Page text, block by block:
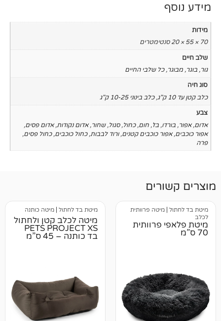
כל שלבי החיים
כלב בינוני 10-25 ק"ג
בז',חום,כחול ,סגול, שחור,אדום נקודות,אדום פסים,
כוכבים קטנים,ורוד לבבות,כחול כוכבים ,כחול פסים,
מיטה פרוותית מיטת בד לחתול מיטה כותנה
מיטה לכלב קטן ולחתול
PETS PROJECT XS